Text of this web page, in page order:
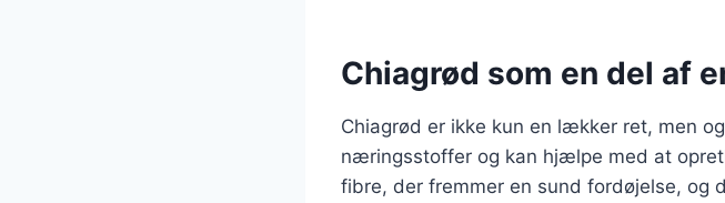
Chiagrød som en del af
Chiagrød er ikke kun en lækker ret, men
næringsstoffer og kan hjælpe med at
fibre, der fremmer en sund fordøjelse, og